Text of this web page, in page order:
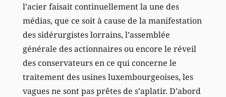
l’acier faisait continuellement la une des
médias, que ce soit à cause de la manifestation
des sidérurgistes lorrains, l’assemblée
générale des actionnaires ou encore le réveil
des conservateurs en ce qui concerne le
traitement des usines luxembourgeoises, les
vagues ne sont pas prêtes de s’aplatir. D’abord